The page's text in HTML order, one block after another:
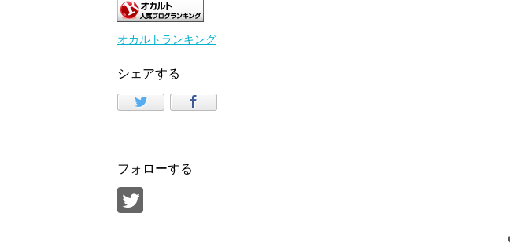
オカルトランキング
シェアする
フォローする